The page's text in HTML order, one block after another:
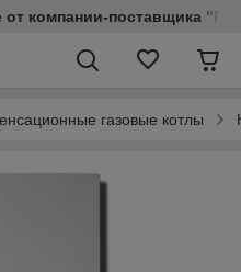
компании-поставщика
газовые котлы